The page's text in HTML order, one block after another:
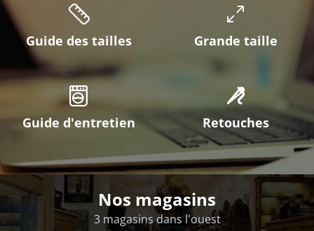
Guide des tailles Grande taille
Guide d'entretien Retouches
Nos magasins
3 magasins dans l'ouest